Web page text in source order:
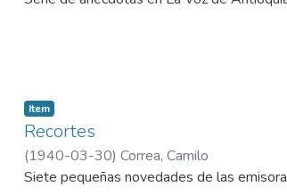
Item
Recortes
(1940-03-30) Correa, Camilo
Siete pequeñas novedades de las